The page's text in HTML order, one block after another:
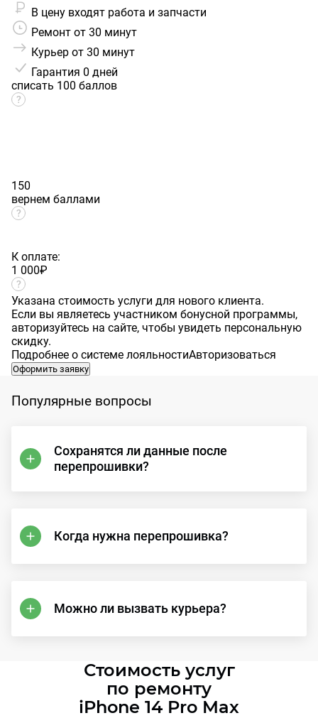
В цену входят работа и запчасти
Ремонт от 30 минут
Курьер от 30 минут
Гарантия 0 дней
списать 100 баллов
150
вернем баллами
К оплате:
1 000₽
Указана стоимость услуги для нового клиента.
Если вы являетесь участником бонусной программы,
авторизуйтесь на сайте, чтобы увидеть персональную
скидку.
Подробнее о системе лояльностиАвторизоваться
Оформить заявку
Популярные вопросы
Сохранятся ли данные после
перепрошивки?
Когда нужна перепрошивка?
Можно ли вызвать курьера?
Стоимость услуг
по ремонту
iPhone 14 Pro Max